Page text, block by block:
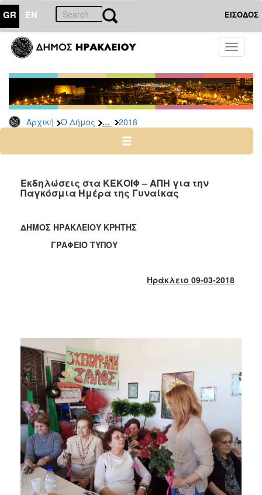
GR EN ΕΙΣΟΔΟΣ
Toggle
Αρχική Ο Δήμος ... 2018
ΔΗΜΟΣ
Δελτία
Τύπου
Αρχείο
2026
2024
2022
2020
2019
2012
2011
2010
2006
ΤΟΠΟΣ
Εκδηλώσεις στα ΚΕΚΟΙΦ – ΑΠΗ για την
Παγκόσμια Ημέρα της Γυναίκας
ΔΗΜΟΣ ΗΡΑΚΛΕΙΟΥ ΚΡΗΤΗΣ
ΓΡΑΦΕΙΟ ΤΥΠΟΥ
Ηράκλειο 09-03-2018